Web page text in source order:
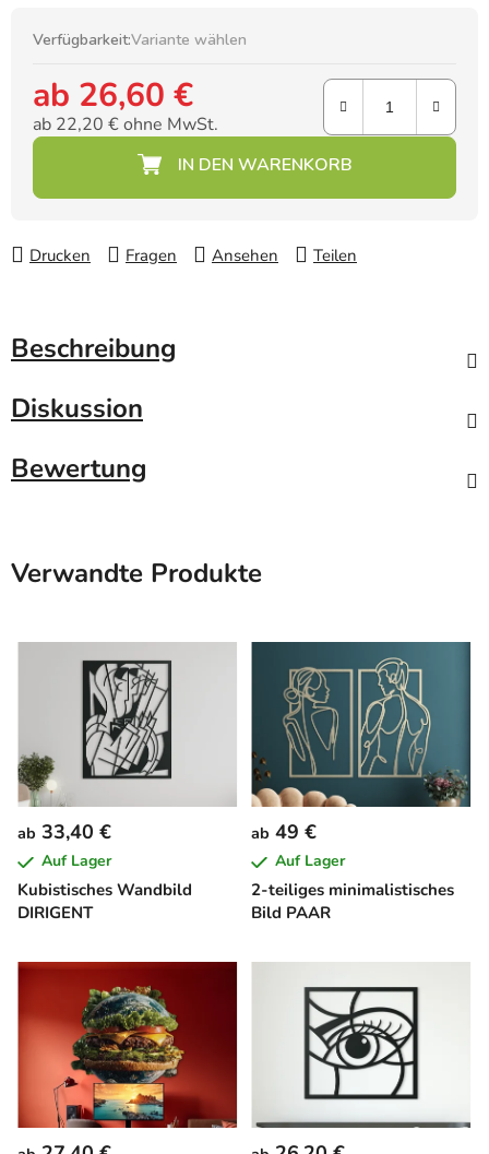
Verfügbarkeit:Variante wählen
ab 26,60 €
ab 22,20 €ohne MwSt.
Verkaufspreis:
Drucken Fragen Ansehen Teilen
Beschreibung
Diskussion
Bewertung
Verwandte Produkte
Kubistisches Wandbild
DIRIGENT
ab 33,40 €
Auf Lager
2-teiliges minimalistisches
Bild PAAR
ab 49 €
Auf Lager